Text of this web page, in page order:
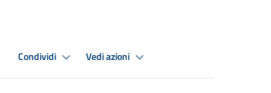
Condividi Vedi azioni